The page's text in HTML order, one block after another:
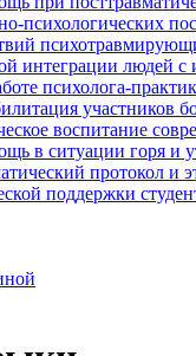
психологических
интеграции людей
психолога-
участников
воспитание
в ситуации горя и
протокол и
поддержки